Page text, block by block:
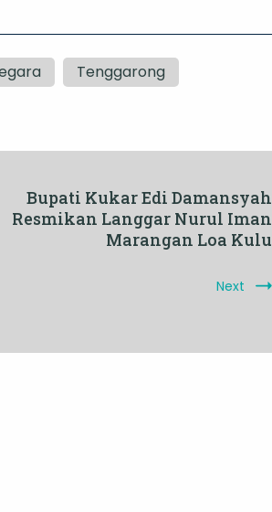
Tenggarong
Bupati Kukar Edi Damansyah
Resmikan Langgar Nurul Iman
Marangan Loa Kulu
Next